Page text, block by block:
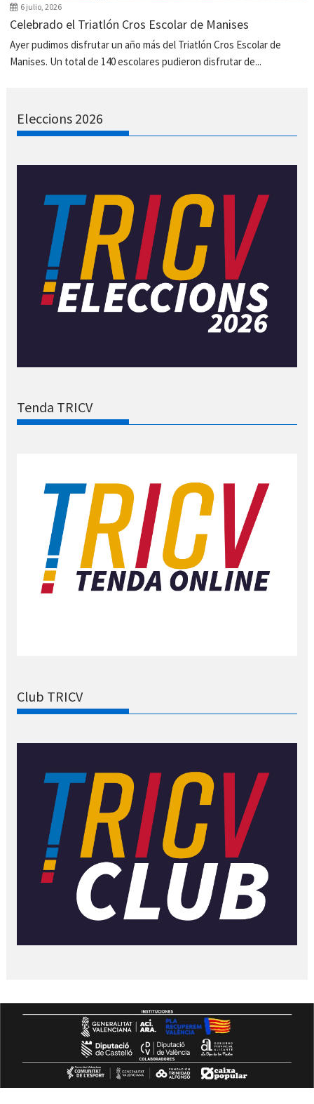
6 julio, 2026
Celebrado el Triatlón Cros Escolar de Manises
Ayer pudimos disfrutar un año más del Triatlón Cros Escolar de
Manises. Un total de 140 escolares pudieron disfrutar de...
Eleccions 2026
Tenda TRICV
Club TRICV